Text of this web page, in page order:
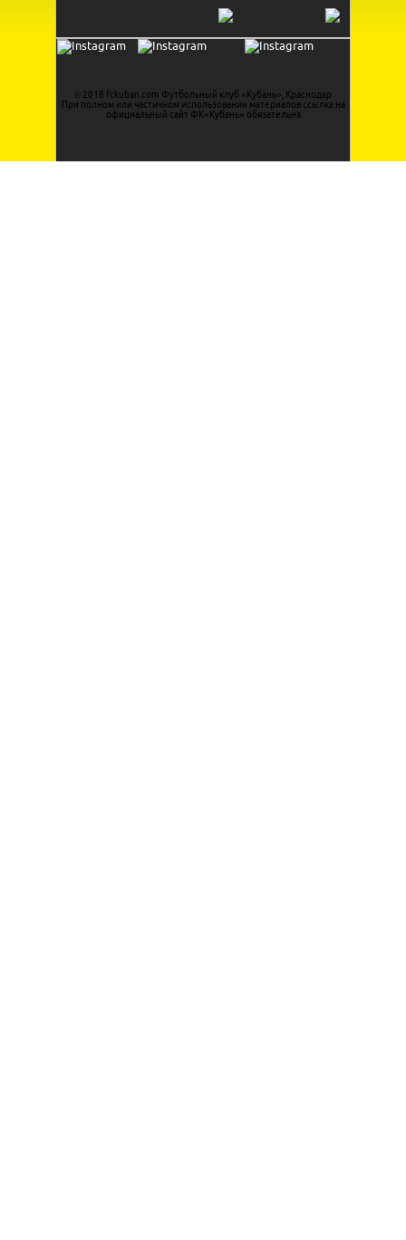
© 2018 fckuban.com Футбольный клуб «Кубань», Краснодар
При полном или частичном использовании материалов ссылка на
официальный сайт ФК«Кубань» обязательна